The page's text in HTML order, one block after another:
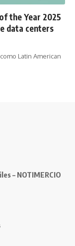
the Year 2025
data centers
Latin American
– NOTIMERCIO